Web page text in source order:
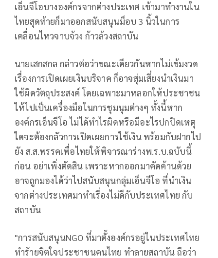
เอ็นจีโอบางองค์กรจากต่างประเทศ เข้ามาทำงานใน
ไทยสุดท้ายก็มาออกสนับสนุนม็อบ 3 นิ้วในการ
เคลื่อนไหวจาบจ้วง ก้าวล้วงสถาบัน
นายเสกสกล กล่าวต่อว่าขณะเดียวกันหากไม่เข้มงวด
เรื่องการเปิดเผยเงินบริจาค ก็อาจสุ่มเสี่ยงนำเงินมา
ใช้ผิดวัตถุประสงค์ โดยเฉพาะมาหลอกให้ประชาชน
ให้ไปเป็นเครื่องมือในการชุมนุมต่างๆ ทั้งนี้หาก
องค์กรเอ็นจีโอ ไม่ได้ทำไรผิดหรือมีอะไรปกปิดเหตุ
ใดจะต้องกลัวการเปิดเผยการใช้เงิน พร้อมกับฝากไป
ยัง ส.ส.พรรคเพื่อไทยให้พิจารณาร่างพ.ร.บ.ฉบับนี้
ก่อน อย่าเพิ่งตัดสิน เพราะหากออกมาคัดค้านด้วย
อาจถูกมองได้ว่าไปสนับสนุนกลุ่มเอ็นจีโอ ที่นำเงิน
จากต่างประเทศมาทำเรื่องไม่ดีกับประเทศไทย กับ
สถาบัน
"การสนับสนุนNGO ที่มาตั้งองค์กรอยู่ในประเทศไทย
ทำร้ายจิตใจประชาชนคนไทย ทำลายสถาบัน ถือว่า